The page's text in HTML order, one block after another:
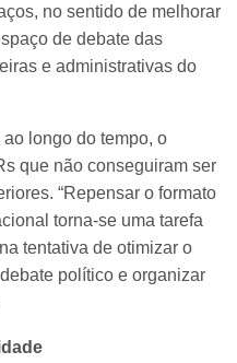
no sentido de melhorar
de debate das
e administrativas do
longo do tempo, o
que não conseguiram ser
“Repensar o formato
torna-se uma tarefa
tentativa de otimizar o
político e organizar